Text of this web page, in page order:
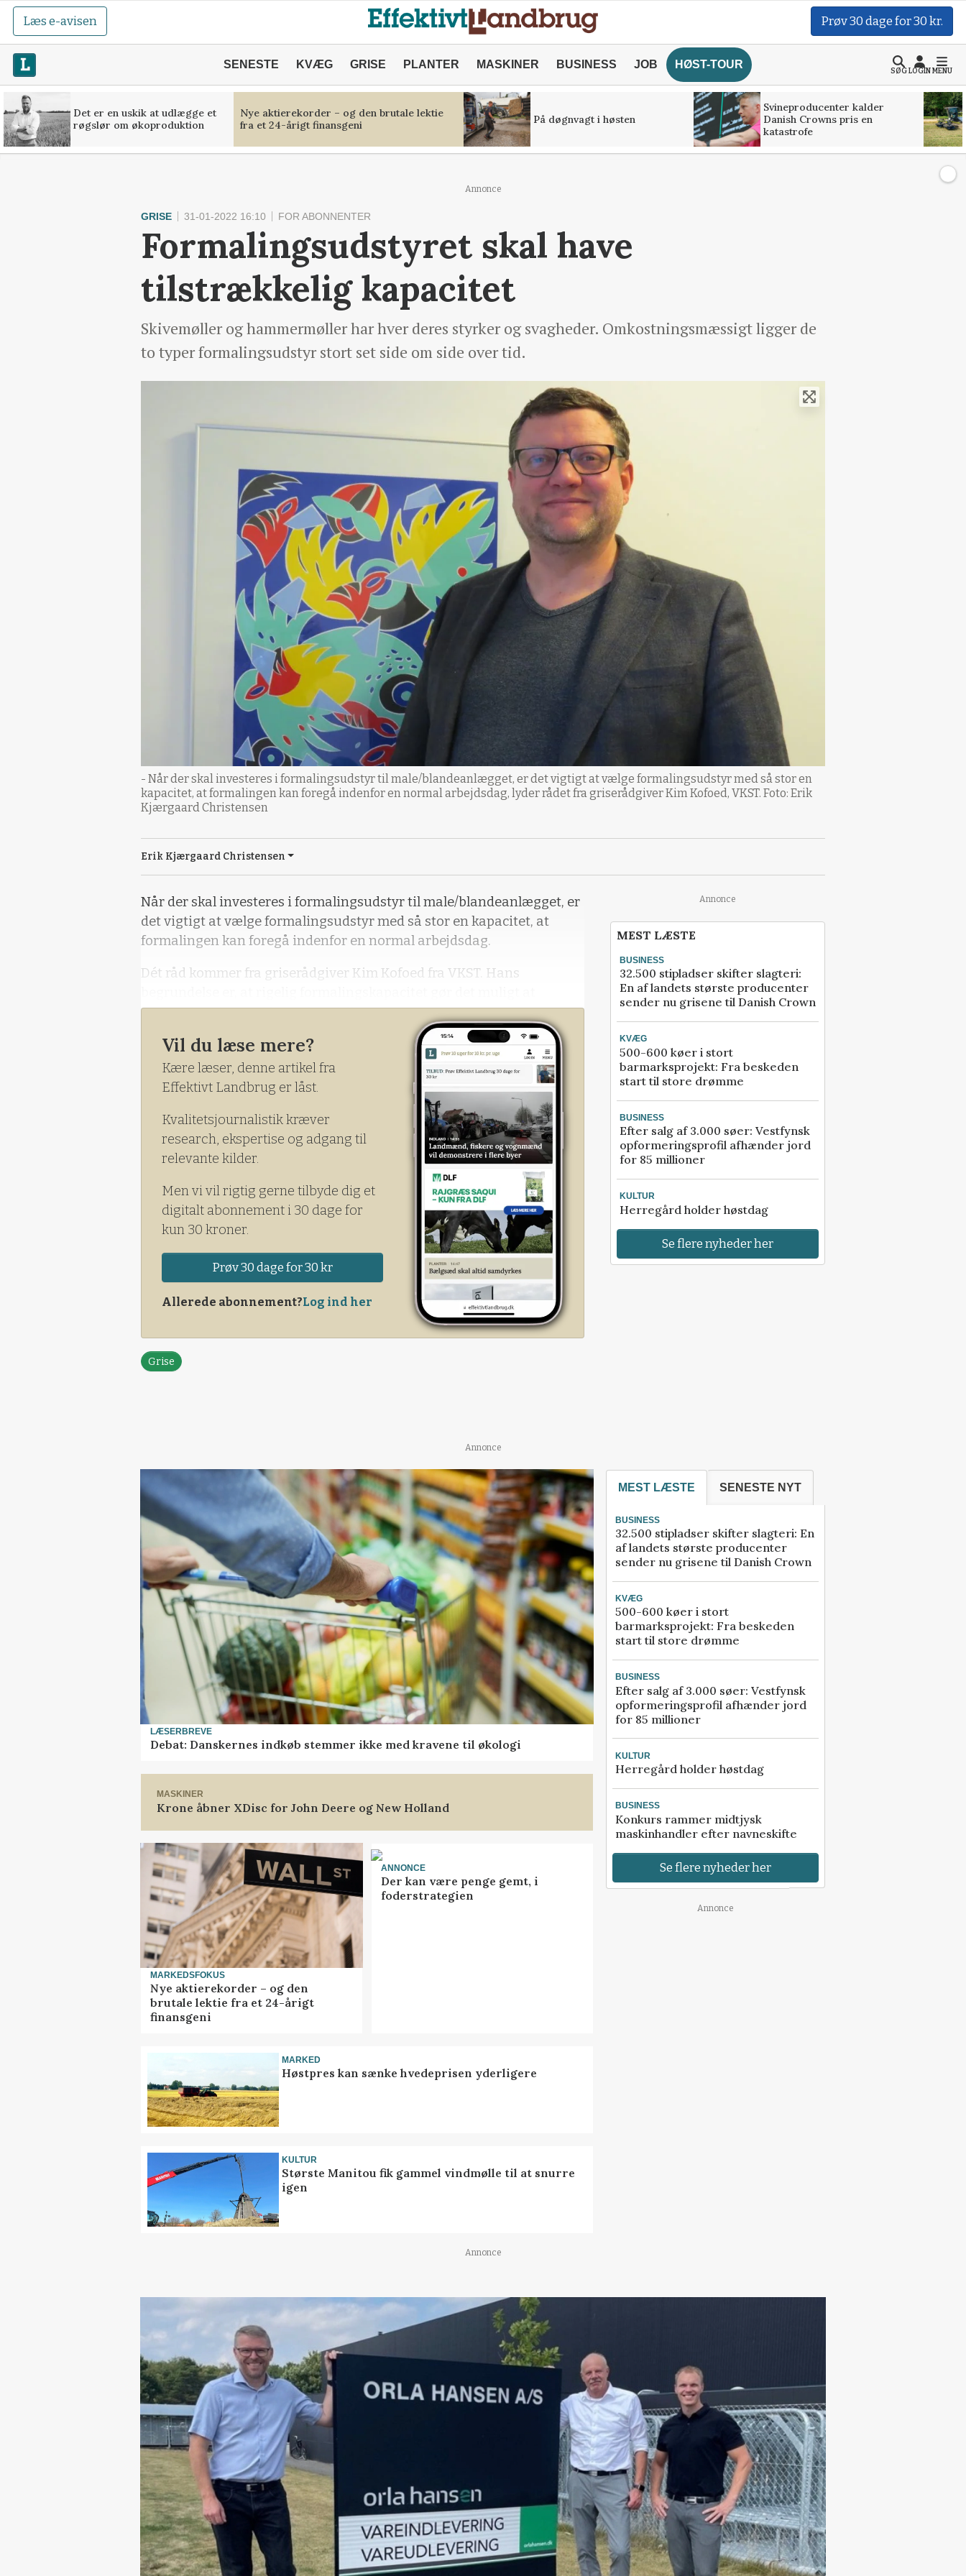
Læs e-avisen Prøv 30 dage for 30 kr.
SENESTE KVÆG GRISE PLANTER MASKINER BUSINESS JOB HØST-TOUR
SØGLOGINMENU
Det er en uskik at udlægge et
røgslør om økoproduktion
Nye aktierekorder – og den brutale lektie
fra et 24-årigt finansgeni
På døgnvagt i høsten
Svineproducenter kalder
Danish Crowns pris en
katastrofe
Annonce
GRISE 31-01-2022 16:10 FOR ABONNENTER
Formalingsudstyret skal have
tilstrækkelig kapacitet
Skivemøller og hammermøller har hver deres styrker og svagheder. Omkostningsmæssigt ligger de
to typer formalingsudstyr stort set side om side over tid.
- Når der skal investeres i formalingsudstyr til male/blandeanlægget, er det vigtigt at vælge formalingsudstyr med så stor en
kapacitet, at formalingen kan foregå indenfor en normal arbejdsdag, lyder rådet fra griserådgiver Kim Kofoed, VKST. Foto: Erik
Kjærgaard Christensen
Erik Kjærgaard Christensen
Når der skal investeres i formalingsudstyr til male/blandeanlægget, er
det vigtigt at vælge formalingsudstyr med så stor en kapacitet, at
formalingen kan foregå indenfor en normal arbejdsdag.
Dét råd kommer fra griserådgiver Kim Kofoed fra VKST. Hans
komme hurtigt med igen efter driftsstop.
Vil du læse mere?
Kære læser, denne artikel fra
Effektivt Landbrug er låst.
Kvalitetsjournalistik kræver
research, ekspertise og adgang til
relevante kilder.
Men vi vil rigtig gerne tilbyde dig et
digitalt abonnement i 30 dage for
kun 30 kroner.
Prøv 30 dage for 30 kr
Allerede abonnement?Log ind her
Grise
Annonce
MEST LÆSTE
BUSINESS
32.500 stipladser skifter slagteri:
En af landets største producenter
sender nu grisene til Danish Crown
KVÆG
500-600 køer i stort
barmarksprojekt: Fra beskeden
start til store drømme
BUSINESS
Efter salg af 3.000 søer: Vestfynsk
opformeringsprofil afhænder jord
for 85 millioner
KULTUR
Herregård holder høstdag
Se flere nyheder her
Annonce
LÆSERBREVE
Debat: Danskernes indkøb stemmer ikke med kravene til økologi
MASKINER
Krone åbner XDisc for John Deere og New Holland
MARKEDSFOKUS
Nye aktierekorder – og den
brutale lektie fra et 24-årigt
finansgeni
ANNONCE
Der kan være penge gemt, i
foderstrategien
MARKED
Høstpres kan sænke hvedeprisen yderligere
KULTUR
Største Manitou fik gammel vindmølle til at snurre
igen
MEST LÆSTE SENESTE NYT
BUSINESS
32.500 stipladser skifter slagteri: En
af landets største producenter
sender nu grisene til Danish Crown
KVÆG
500-600 køer i stort
barmarksprojekt: Fra beskeden
start til store drømme
BUSINESS
Efter salg af 3.000 søer: Vestfynsk
opformeringsprofil afhænder jord
for 85 millioner
KULTUR
Herregård holder høstdag
BUSINESS
Konkurs rammer midtjysk
maskinhandler efter navneskifte
Se flere nyheder her
Annonce
Annonce